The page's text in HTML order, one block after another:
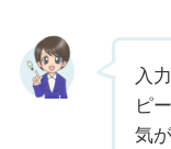
入
ピ
気